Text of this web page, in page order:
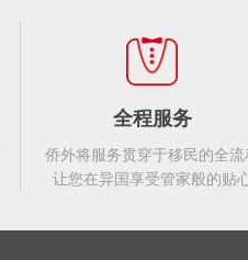
全程服务
侨外将服务贯穿于移民的全流
让您在异国享受管家般的贴